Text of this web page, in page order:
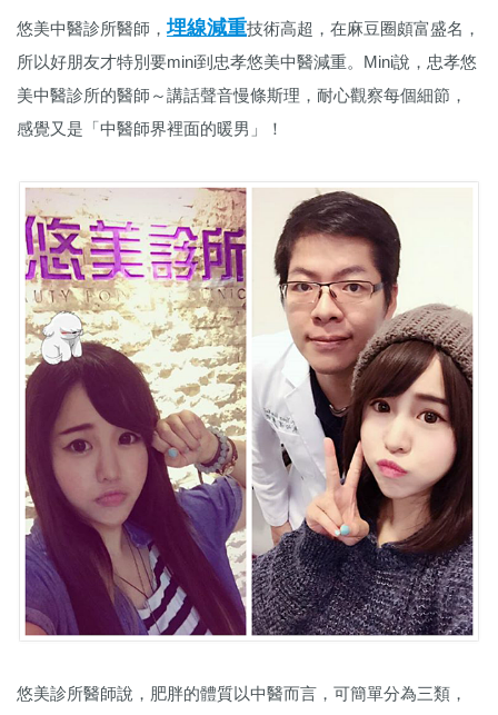
悠美中醫診所醫師，埋線減重技術高超，在麻豆圈頗富盛名，
所以好朋友才特別要mini到忠孝悠美中醫減重。Mini說，忠孝悠
美中醫診所的醫師～講話聲音慢條斯理，耐心觀察每個細節，
感覺又是「中醫師界裡面的暖男」！
悠美診所醫師說，肥胖的體質以中醫而言，可簡單分為三類，